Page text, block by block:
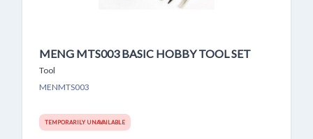
MENG MTS003 BASIC HOBBY TOOL SET
Tool
MENMTS003
TEMPORARILY UNAVAILABLE